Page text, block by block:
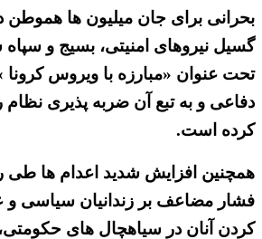
بحرانی برای جان میلیون ها هموطن
گسیل نیروهای امنیتی، بسیج و
تحت عنوان «مبارزه با ویروس
دفاعی و به تبع آن ضربه پذیری نظام
کرده است.
همچنین افزایش شدید اعدام ها طی
فشار مضاعف بر زندانیان سیاسی و
کردن آنان در سیاهچال های